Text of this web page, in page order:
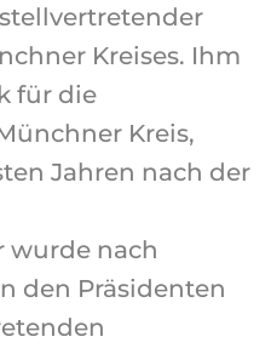
Kreises. Ihm
für die
Kreis,
Jahren nach der
wurde nach
den Präsidenten